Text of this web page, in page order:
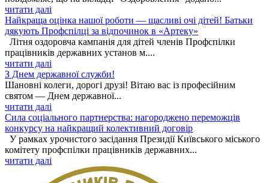
читати далі
Найкраща оцінка нашої роботи — щасливі очі дітей! Батьки
дякують Профспілці за відпочинок в «Артеку»
Літня оздоровча кампанія для дітей членів Профспілки
працівників державних установ м....
читати далі
З Днем державної служби!
Шановні колеги, дорогі друзі! Вітаю вас із професійним
святом — Днем державної...
читати далі
Сила соціального партнерства: нагороджено переможців
конкурсу на найкращий колективний договір
У рамках урочистого засідання Президії Київського міського
комітету профспілки працівників державних...
читати далі